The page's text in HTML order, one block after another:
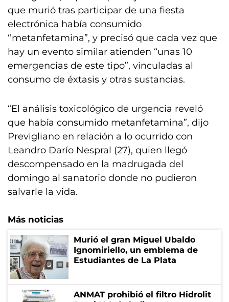
que murió tras participar de una fiesta
electrónica había consumido
“metanfetamina”, y precisó que cada vez que
hay un evento similar atienden “unas 10
emergencias de este tipo”, vinculadas al
consumo de éxtasis y otras sustancias.
“El análisis toxicológico de urgencia reveló
que había consumido metanfetamina”, dijo
Previgliano en relación a lo ocurrido con
Leandro Darío Nespral (27), quien llegó
descompensado en la madrugada del
domingo al sanatorio donde no pudieron
salvarle la vida.
Más noticias
Murió el gran Miguel Ubaldo
Ignomiriello, un emblema de
Estudiantes de La Plata
ANMAT prohibió el filtro Hidrolit